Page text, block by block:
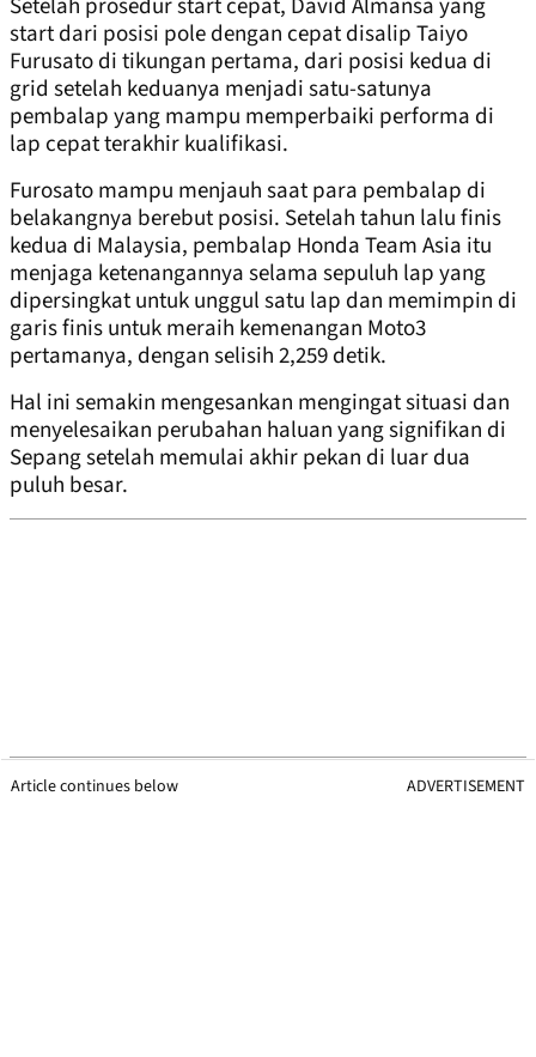
Setelah prosedur start cepat, David Almansa yang
start dari posisi pole dengan cepat disalip Taiyo
Furusato di tikungan pertama, dari posisi kedua di
grid setelah keduanya menjadi satu-satunya
pembalap yang mampu memperbaiki performa di
lap cepat terakhir kualifikasi.
Furosato mampu menjauh saat para pembalap di
belakangnya berebut posisi. Setelah tahun lalu finis
kedua di Malaysia, pembalap Honda Team Asia itu
menjaga ketenangannya selama sepuluh lap yang
dipersingkat untuk unggul satu lap dan memimpin di
garis finis untuk meraih kemenangan Moto3
pertamanya, dengan selisih 2,259 detik.
Hal ini semakin mengesankan mengingat situasi dan
menyelesaikan perubahan haluan yang signifikan di
Sepang setelah memulai akhir pekan di luar dua
puluh besar.
Article continues below ADVERTISEMENT